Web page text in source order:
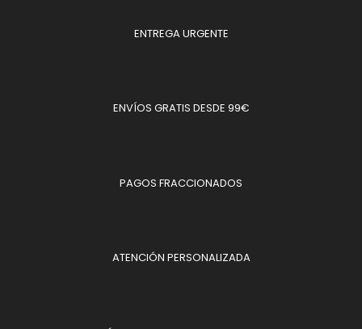
ENTREGA URGENTE
ENVÍOS GRATIS DESDE 99€
PAGOS FRACCIONADOS
ATENCIÓN PERSONALIZADA